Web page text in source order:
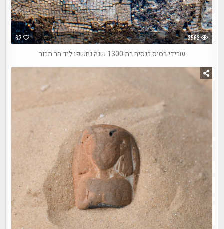
62 3563
שרידי בסיס כנסיה בת 1300 שנה נחשפו ליד הר תבור